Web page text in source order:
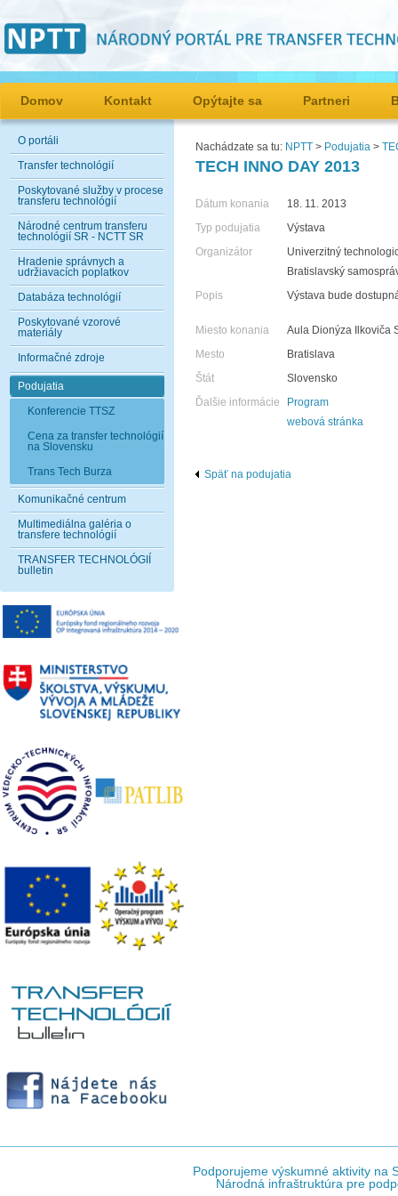
Domov Kontakt Opýtajte sa Partneri
O portáli
Transfer technológií
Poskytované služby v procese
transferu technológií
Národné centrum transferu
technológií SR - NCTT SR
Hradenie správnych a
udržiavacích poplatkov
Databáza technológií
Poskytované vzorové
materiály
Informačné zdroje
Podujatia
Konferencie TTSZ
Cena za transfer technológií
na Slovensku
Trans Tech Burza
Komunikačné centrum
Multimediálna galéria o
transfere technológií
TRANSFER TECHNOLÓGIÍ
bulletin
Nachádzate sa tu: NPTT > Podujatia >
TECH INNO DAY 2013
Dátum konania
18. 11. 2013
Typ podujatia
Výstava
Organizátor
Univerzitný
Bratislavský
Popis
Výstava bude
Miesto konania
Aula Dionýza Ilkoviča
Mesto
Bratislava
Štát
Slovensko
Ďalšie informácie
Program
webová stránka
Späť na podujatia
Podporujeme výskumné aktivity na
Národná infraštruktúra pre